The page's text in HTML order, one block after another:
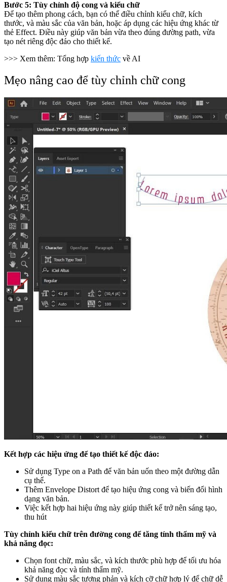
Bước 5: Tùy chỉnh độ cong và kiểu chữ
Để tạo thêm phong cách, bạn có thể điều chỉnh kiểu chữ, kích
thước, và màu sắc của văn bản, hoặc áp dụng các hiệu ứng khác từ
thẻ Effect. Điều này giúp văn bản vừa theo đúng đường path, vừa
tạo nét riêng độc đáo cho thiết kế.
>>> Xem thêm: Tổng hợp kiến thức về AI
Mẹo nâng cao để tùy chỉnh chữ cong
Kết hợp các hiệu ứng để tạo thiết kế độc đáo:
Sử dụng Type on a Path để văn bản uốn theo một đường dẫn
cụ thể.
Thêm Envelope Distort để tạo hiệu ứng cong và biến đổi hình
dạng văn bản.
Việc kết hợp hai hiệu ứng này giúp thiết kế trở nên sáng tạo,
thu hút
Tùy chỉnh kiểu chữ trên đường cong để tăng tính thẩm mỹ và
khả năng đọc:
Chọn font chữ, màu sắc, và kích thước phù hợp để tối ưu hóa
khả năng đọc và tính thẩm mỹ.
Sử dụng màu sắc tương phản và kích cỡ chữ hợp lý để chữ dễ